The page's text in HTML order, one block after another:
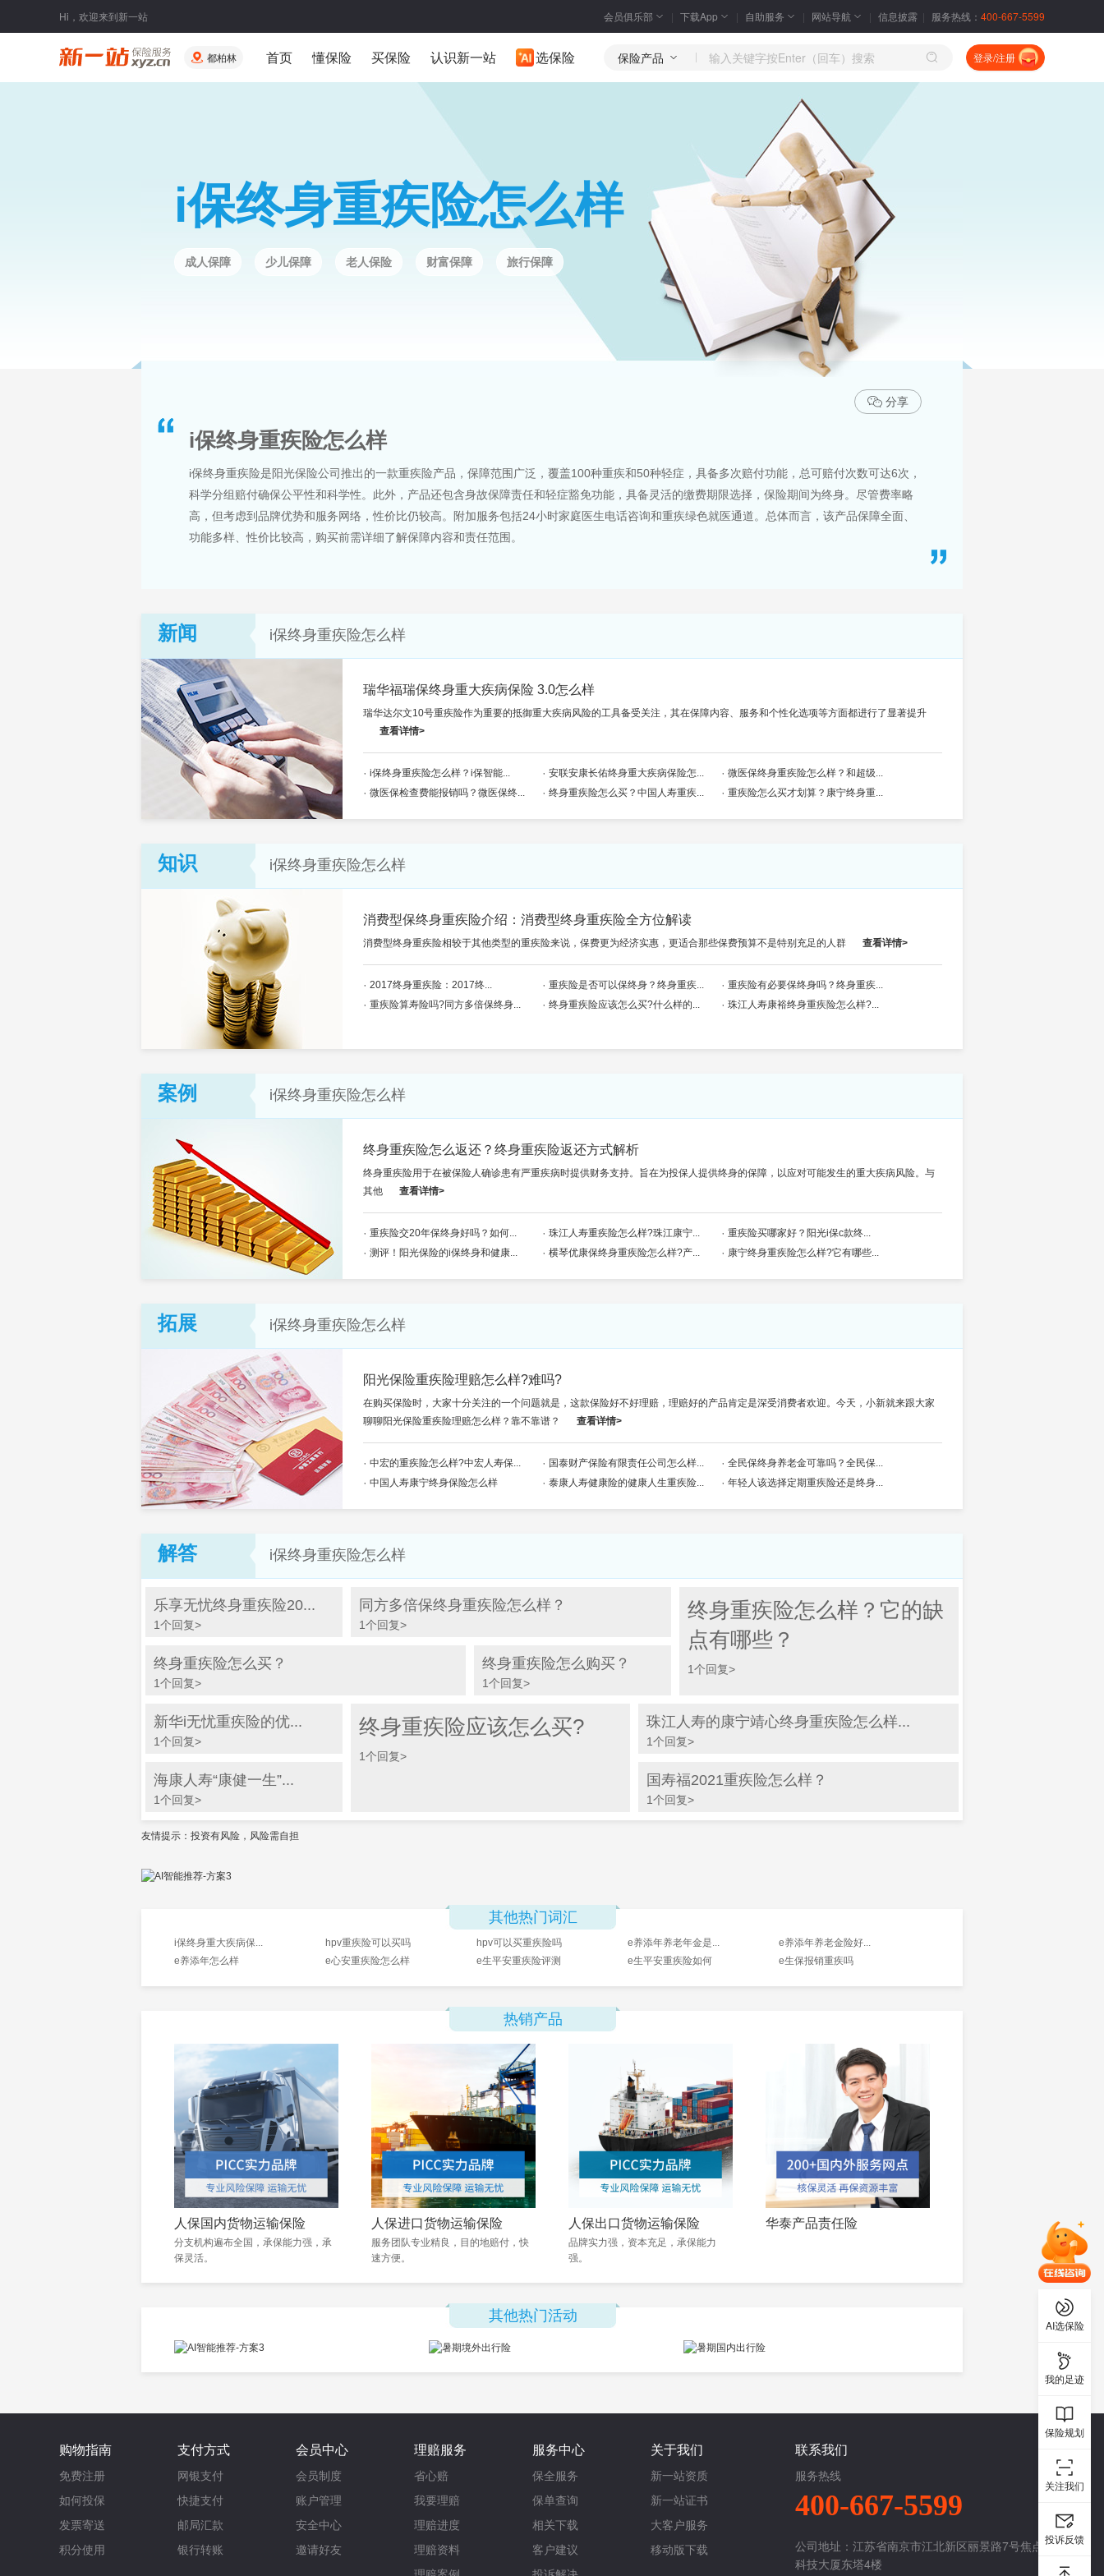
Hi，欢迎来到新一站 会员俱乐部 下载App 自助服务 网站导航 信息披露 服务热线： 400-667-5599
都柏林 首页 懂保险 买保险 认识新一站 选保险 保险产品 登录/注册
i保终身重疾险怎么样
成人保障 少儿保障 老人保险 财富保障 旅行保障
分享
i保终身重疾险怎么样
i保终身重疾险是阳光保险公司推出的一款重疾险产品，保障范围广泛，覆盖100种重疾和50种轻症，具备多次赔付功能，总可赔付次数可达6次，
科学分组赔付确保公平性和科学性。此外，产品还包含身故保障责任和轻症豁免功能，具备灵活的缴费期限选择，保险期间为终身。尽管费率略
高，但考虑到品牌优势和服务网络，性价比仍较高。附加服务包括24小时家庭医生电话咨询和重疾绿色就医通道。总体而言，该产品保障全面、
功能多样、性价比较高，购买前需详细了解保障内容和责任范围。
新闻 i保终身重疾险怎么样
瑞华福瑞保终身重大疾病保险 3.0怎么样
瑞华达尔文10号重疾险作为重要的抵御重大疾病风险的工具备受关注，其在保障内容、服务和个性化选项等方面都进行了显著提升
查看详情>
i保终身重疾险怎么样？i保智能... 安联安康长佑终身重大疾病保险怎...
微医保终身重疾险怎么样？和超级...
微医保检查费能报销吗？微医保终...
终身重疾险怎么买？中国人寿重疾... 重疾险怎么买才划算？康宁终身重...
知识 i保终身重疾险怎么样
消费型保终身重疾险介绍：消费型终身重疾险全方位解读
消费型终身重疾险相较于其他类型的重疾险来说，保费更为经济实惠，更适合那些保费预算不是特别充足的人群 查看详情>
2017终身重疾险：2017终... 重疾险是否可以保终身？终身重疾...
重疾险有必要保终身吗？终身重疾...
重疾险算寿险吗?同方多倍保终身...
终身重疾险应该怎么买?什么样的... 珠江人寿康裕终身重疾险怎么样?...
案例 i保终身重疾险怎么样
终身重疾险怎么返还？终身重疾险返还方式解析
终身重疾险用于在被保险人确诊患有严重疾病时提供财务支持。旨在为投保人提供终身的保障，以应对可能发生的重大疾病风险。与
其他
查看详情>
重疾险交20年保终身好吗？如何... 珠江人寿重疾险怎么样?珠江康宁...
重疾险买哪家好？阳光i保c款终...
测评！阳光保险的i保终身和健康...
横琴优康保终身重疾险怎么样?产... 康宁终身重疾险怎么样?它有哪些...
拓展 i保终身重疾险怎么样
阳光保险重疾险理赔怎么样?难吗?
在购买保险时，大家十分关注的一个问题就是，这款保险好不好理赔，理赔好的产品肯定是深受消费者欢迎。今天，小新就来跟大家
聊聊阳光保险重疾险理赔怎么样？靠不靠谱？
查看详情>
中宏的重疾险怎么样?中宏人寿保... 国泰财产保险有限责任公司怎么样...
全民保终身养老金可靠吗？全民保...
中国人寿康宁终身保险怎么样
泰康人寿健康险的健康人生重疾险... 年轻人该选择定期重疾险还是终身...
解答 i保终身重疾险怎么样
乐享无忧终身重疾险20...
1个回复>
同方多倍保终身重疾险怎么样？
1个回复>
终身重疾险怎么样？它的缺
点有哪些？
1个回复>
终身重疾险怎么买？
1个回复>
终身重疾险怎么购买？
1个回复>
新华i无忧重疾险的优...
1个回复>
海康人寿“康健一生”...
1个回复>
终身重疾险应该怎么买?
1个回复>
珠江人寿的康宁靖心终身重疾险怎么样...
1个回复>
国寿福2021重疾险怎么样？
1个回复>
友情提示：投资有风险，风险需自担
其他热门词汇
i保终身重大疾病保... hpv重疾险可以买吗 hpv可以买重疾险吗 e养添年养老年金是...
e养添年养老金险好...
e养添年怎么样
e心安重疾险怎么样 e生平安重疾险评测 e生平安重疾险如何 e生保报销重疾吗
热销产品
人保国内货物运输保险
分支机构遍布全国，承保能力强，承
保灵活。
人保进口货物运输保险
服务团队专业精良，目的地赔付，快
速方便。
人保出口货物运输保险
品牌实力强，资本充足，承保能力
强。
华泰产品责任险
其他热门活动
AI选保险
我的足迹
保险规划
关注我们
投诉反馈
购物指南
免费注册
如何投保
发票寄送
积分使用
支付方式
网银支付
快捷支付
邮局汇款
银行转账
会员中心
会员制度
账户管理
安全中心
邀请好友
理赔服务
省心赔
我要理赔
理赔进度
理赔资料
服务中心
保全服务
保单查询
相关下载
客户建议
关于我们
新一站资质
新一站证书
大客户服务
移动版下载
联系我们
服务热线
400-667-5599
公司地址：江苏省南京市江北新区丽景路7号焦点
科技大厦东塔4楼